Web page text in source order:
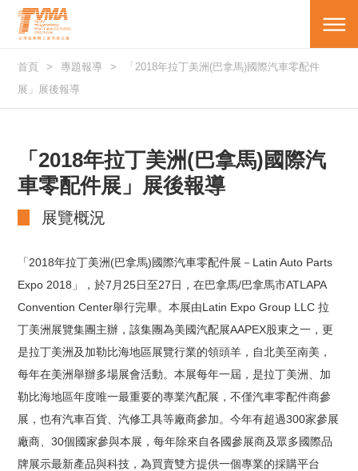
首頁 專題報導
「2018年拉丁美洲(巴拿馬)國際汽車零配件
展」展後報導
「2018年拉丁美洲(巴拿馬)國際汽
車零配件展」展後報導
展覽概況
「2018年拉丁美洲(巴拿馬)國際汽車零配件展－Latin Auto Parts
Expo 2018」，於7月25日至27日，在巴拿馬/巴拿馬市ATLAPA
Convention Center舉行完畢。本展由Latin Expo Group LLC 拉
丁美洲展覽集團主辦，該集團為美國汽配展AAPEX股東之一，更
是拉丁美洲及加勒比海地區展覽行業的領頭羊，自北美至南美，
每年在美洲舉辦多場展會活動。本展每年一屆，是拉丁美洲、加
勒比海地區年度唯一最重要的專業汽配展，不僅汽車零配件商參
展，也有汽車百貨、汽修工具等廠商參加。今年有超過300家參展
廠商、30個國家參與本展，每年除來自各國參展商及眾多國際品
牌展示最新產品與科技，為買賣雙方提供一個專業的採購平台